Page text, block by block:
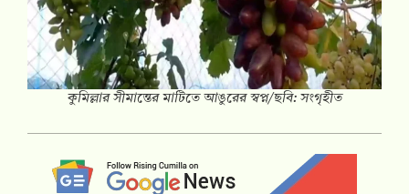
কুমিল্লার সীমান্তের মাটিতে আঙুরের স্বপ্ন/ছবি: সংগৃহীত